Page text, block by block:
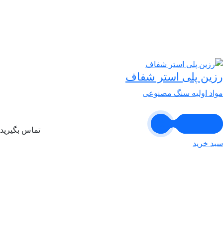
رزین پلی استر شفاف
مواد اولیه سنگ مصنوعی
سبد خرید
تماس بگیرید